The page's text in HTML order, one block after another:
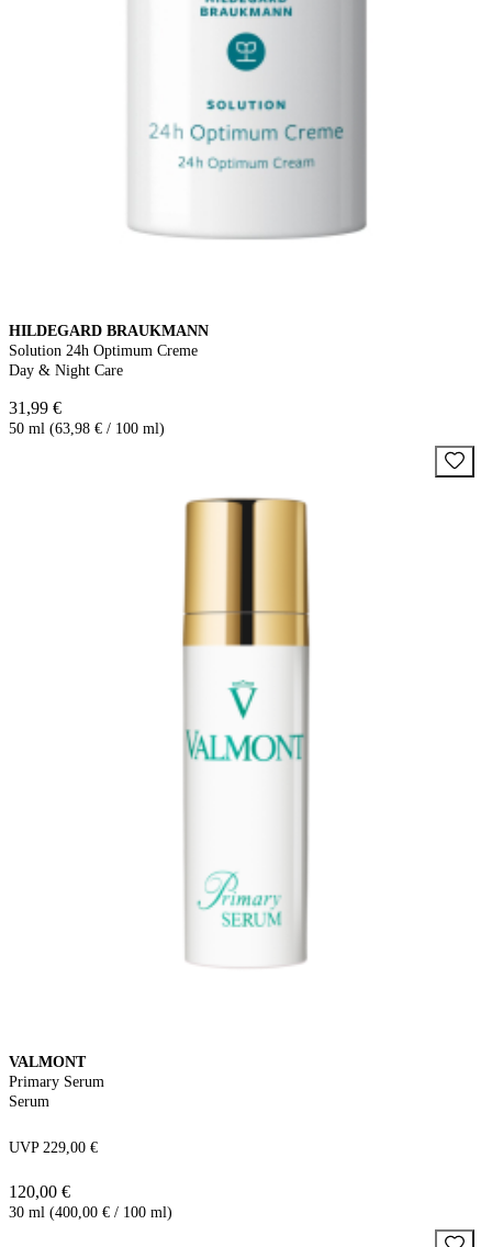
HILDEGARD BRAUKMANN
Solution 24h Optimum Creme
Day & Night Care
31,99 €
50 ml (63,98 € / 100 ml)
VALMONT
Primary Serum
Serum
UVP 229,00 €
120,00 €
30 ml (400,00 € / 100 ml)